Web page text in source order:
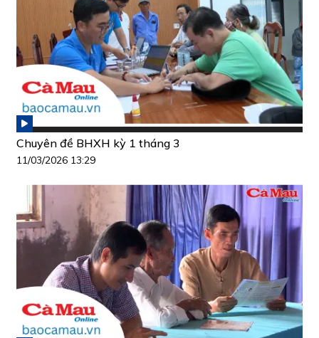
Chuyên đề BHXH kỳ 1 tháng 3
11/03/2026 13:29